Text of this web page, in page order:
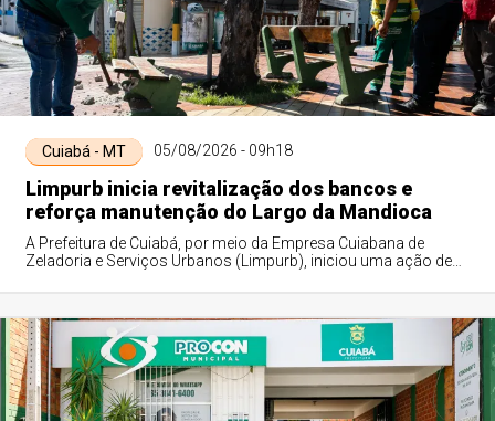
Cuiabá - MT 05/08/2026 - 09h18
Limpurb inicia revitalização dos bancos e
reforça manutenção do Largo da Mandioca
A Prefeitura de Cuiabá, por meio da Empresa Cuiabana de
Zeladoria e Serviços Urbanos (Limpurb), iniciou uma ação de